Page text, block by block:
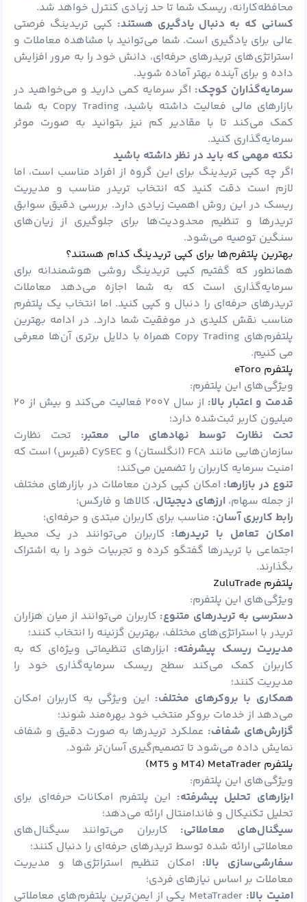
محافظه‌کارانه، ریسک شما تا حد زیادی کنترل خواهد شد.
کسانی که به دنبال یادگیری هستند: کپی تریدینگ فرصتی
عالی برای یادگیری است. شما می‌توانید با مشاهده معاملات و
استراتژی‌های تریدرهای حرفه‌ای، دانش خود را به مرور افزایش
داده و برای آینده بهتر آماده شوید.
سرمایه‌گذاران کوچک: اگر سرمایه کمی دارید و می‌خواهید در
بازارهای مالی فعالیت داشته باشید، Copy Trading به شما
کمک می‌کند تا با مقادیر کم نیز بتوانید به صورت موثر
سرمایه‌گذاری کنید.
نکته مهمی که باید در نظر داشته باشید
اگر چه کپی تریدینگ برای این گروه از افراد مناسب است، اما
لازم است دقت کنید که انتخاب تریدر مناسب و مدیریت
ریسک در این روش اهمیت زیادی دارد. بررسی دقیق سوابق
تریدرها و تنظیم محدودیت‌ها برای جلوگیری از زیان‌های
سنگین توصیه می‌شود.
بهترین پلتفرم‌ها برای کپی تریدینگ کدام هستند؟
همانطور که گفتیم کپی تریدینگ روشی هوشمندانه برای
سرمایه‌گذاری است که به شما اجازه می‌دهد معاملات
تریدرهای حرفه‌ای را دنبال و کپی کنید. اما انتخاب یک پلتفرم
مناسب نقش کلیدی در موفقیت شما دارد. در ادامه بهترین
پلتفرم‌های Copy Trading همراه با دلایل برتری آن‌ها معرفی
می کنیم.
پلتفرم eToro
ویژگی‌های این پلتفرم:
قدمت و اعتبار بالا:
از سال ۲۰۰۷ فعالیت می‌کند و بیش از ۲۰
میلیون کاربر ثبت‌شده دارد؛
تحت نظارت توسط نهادهای مالی معتبر: تحت نظارت
سازمان‌هایی مانند FCA (انگلستان) و CySEC (قبرس) است که
امنیت سرمایه کاربران را تضمین می‌کند؛
تنوع در بازارها: امکان کپی کردن معاملات در بازارهای مختلف
از جمله سهام، ارزهای دیجیتال، کالاها و فارکس؛
رابط کاربری آسان: مناسب برای کاربران مبتدی و حرفه‌ای؛
امکان تعامل با تریدرها: کاربران می‌توانند در یک محیط
اجتماعی با تریدرها گفتگو کرده و تجربیات خود را به اشتراک
بگذارند.
پلتفرم ZuluTrade
ویژگی‌های این پلتفرم:
دسترسی به تریدرهای متنوع: کاربران می‌توانند از میان هزاران
تریدر با استراتژی‌های مختلف، بهترین گزنینه را انتخاب کنند؛
مدیریت ریسک پیشرفته: ابزارهای تنظیماتی ویژه‌ای که به
کاربران کمک می‌کند سطح ریسک سرمایه‌گذاری خود را
مدیریت کنند؛
همکاری با بروکرهای مختلف: این ویژگی به کاربران امکان
می‌دهد از خدمات بروکر منتخب خود بهره‌مند شوند؛
گزارش‌های شفاف: عملکرد تریدرها به‌ صورت دقیق و شفاف
نمایش داده می‌شود تا تصمیم‌گیری آسان‌تر شود.
پلتفرم MetaTrader (MT4 و MT5)
ویژگی‌های این پلتفرم:
ابزارهای تحلیل پیشرفته: این پلتفرم امکانات حرفه‌ای برای
تحلیل تکنیکال و فاندامنتال ارائه می‌دهد؛
سیگنال‌های معاملاتی: کاربران می‌توانند سیگنال‌های
معاملاتی ارائه‌ شده توسط تریدرهای حرفه‌ای را دنبال کنند؛
سفارشی‌سازی بالا: امکان تنظیم استراتژی‌ها و مدیریت
معاملات بر اساس نیازهای فردی؛
امنیت بالا:
MetaTrader یکی از ایمن‌ترین پلتفرم‌های معاملاتی